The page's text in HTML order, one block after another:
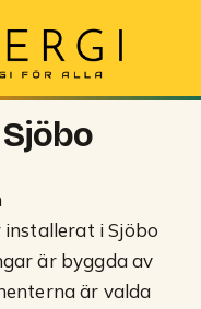
installerat i Sjöbo
är byggda av
är valda